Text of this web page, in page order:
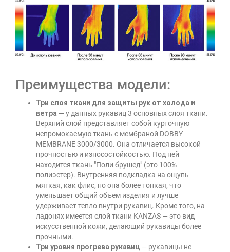
Преимущества модели:
Три слоя ткани для защиты рук от холода и
ветра — у данных рукавиц 3 основных слоя ткани.
Верхний слой представляет собой курточную
непромокаемую ткань с мембраной DOBBY
MEMBRANE 3000/3000. Она отличается высокой
прочностью и износостойкостью. Под ней
находится ткань "Поли брушед" (это 100%
полиэстер). Внутренняя подкладка на ощупь
мягкая, как флис, но она более тонкая, что
уменьшает общий объем изделия и лучше
удерживает тепло внутри рукавиц. Кроме того, на
ладонях имеется слой ткани KANZAS — это вид
искусственной кожи, делающий рукавицы более
прочными.
Три уровня прогрева рукавиц — рукавицы не